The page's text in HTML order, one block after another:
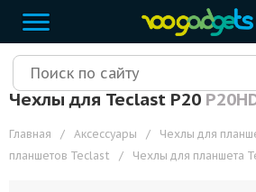
Чехлы для Teclast P20
Главная / Аксессуары / Чехлы для
планшетов Teclast
/ Чехлы для планшета